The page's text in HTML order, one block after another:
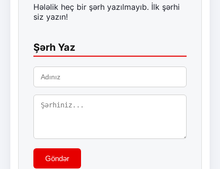
Hələlik heç bir şərh yazılmayıb. İlk şərhi
siz yazın!
Şərh Yaz
Göndər